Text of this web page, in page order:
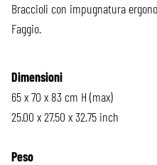
Braccioli con impugnatura
Faggio.
Dimensioni
65 x 70 x 83 cm H (max)
25.00 x 27.50 x 32.75 inch
Peso